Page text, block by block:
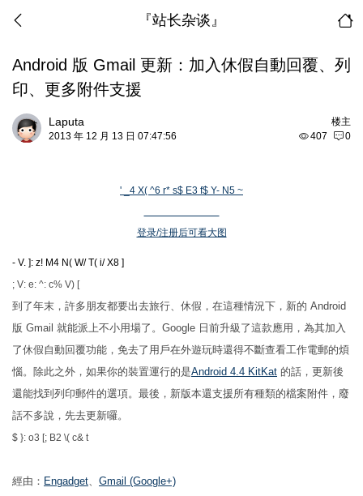
『站长杂谈』
Android 版 Gmail 更新：加入休假自動回覆、列
印、更多附件支援
楼主
Laputa
407 0
2013 年 12 月 13 日 07:47:56
' _4 X( ^6 r* s$ E3 f$ Y- N5 ~
登录/注册后可看大图
- V. ]: z! M4 N( W/ T( i/ X8 ]
; V: e: ^: c% V) [
到了年末，許多朋友都要出去旅行、休假，在這種情況下，新的 Android
版 Gmail 就能派上不小用場了。Google 日前升級了這款應用，為其加入
了休假自動回覆功能，免去了用戶在外遊玩時還得不斷查看工作電郵的煩
惱。除此之外，如果你的裝置運行的是Android 4.4 KitKat 的話，更新後
還能找到列印郵件的選項。最後，新版本還支援所有種類的檔案附件，廢
話不多說，先去更新囉。
$ }: o3 [; B2 \( c& t
經由： Engadget、 Gmail (Google+)